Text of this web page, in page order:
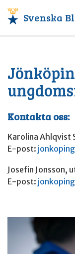
Svenska
Kontakta oss:
Karolina Ahlqvist
E-post:
Josefin Jonsson,
E-post: